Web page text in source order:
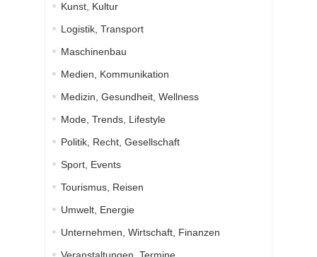
Kunst, Kultur
Logistik, Transport
Maschinenbau
Medien, Kommunikation
Medizin, Gesundheit, Wellness
Mode, Trends, Lifestyle
Politik, Recht, Gesellschaft
Sport, Events
Tourismus, Reisen
Umwelt, Energie
Unternehmen, Wirtschaft, Finanzen